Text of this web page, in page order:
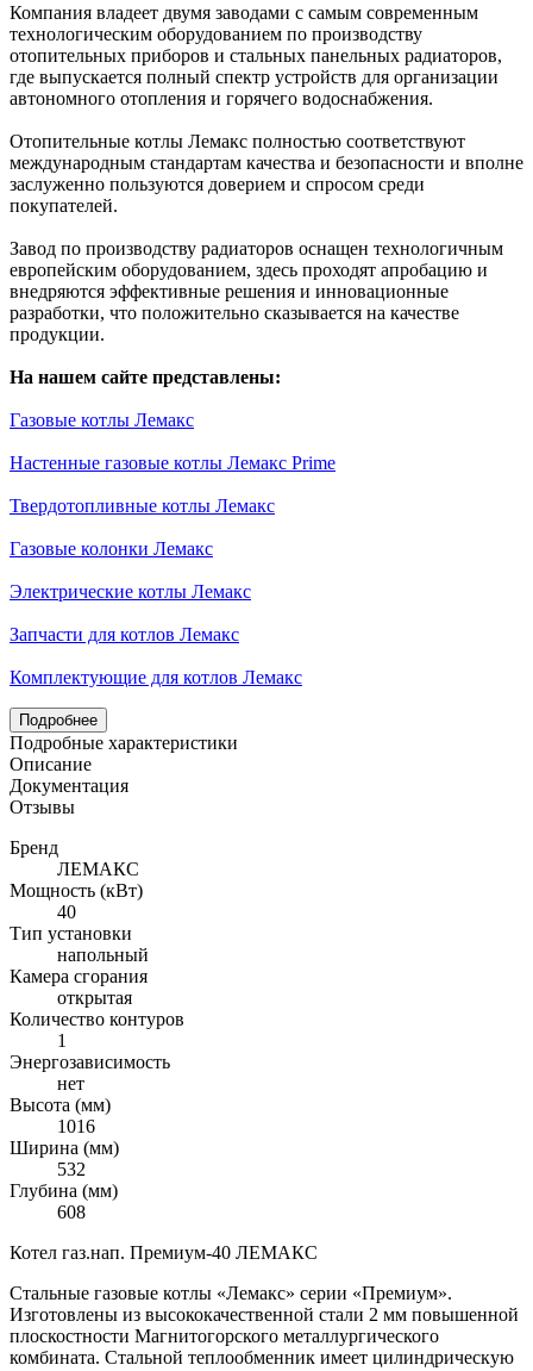
Компания владеет двумя заводами с самым современным
технологическим оборудованием по производству
отопительных приборов и стальных панельных радиаторов,
где выпускается полный спектр устройств для организации
автономного отопления и горячего водоснабжения.
Отопительные котлы Лемакс полностью соответствуют
международным стандартам качества и безопасности и вполне
заслуженно пользуются доверием и спросом среди
покупателей.
Завод по производству радиаторов оснащен технологичным
европейским оборудованием, здесь проходят апробацию и
внедряются эффективные решения и инновационные
разработки, что положительно сказывается на качестве
продукции.
На нашем сайте представлены:
Газовые котлы Лемакс
Настенные газовые котлы Лемакс Prime
Твердотопливные котлы Лемакс
Газовые колонки Лемакс
Электрические котлы Лемакс
Запчасти для котлов Лемакс
Комплектующие для котлов Лемакс
Подробнее
Подробные характеристики
Описание
Документация
Отзывы
Бренд
ЛЕМАКС
Мощность (кВт)
40
Тип установки
напольный
Камера сгорания
открытая
Количество контуров
1
Энергозависимость
нет
Высота (мм)
1016
Ширина (мм)
532
Глубина (мм)
608
Котел газ.нап. Премиум-40 ЛЕМАКС
Стальные газовые котлы «Лемакс» серии «Премиум».
Изготовлены из высококачественной стали 2 мм повышенной
плоскостности Магнитогорского металлургического
комбината. Стальной теплообменник имеет цилиндрическую